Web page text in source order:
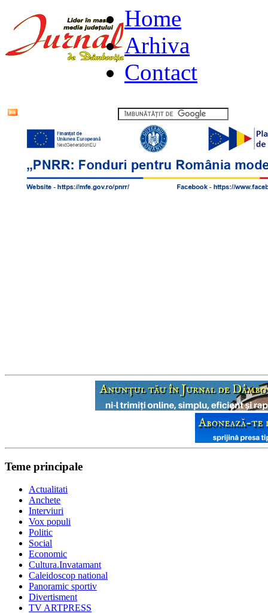
Home
Arhiva
Contact
Teme principale
Actualitati
Anchete
Interviuri
Vox populi
Politic
Social
Economic
Cultura.Invatamant
Caleidoscop national
Panoramic sportiv
Divertisment
TV ARTPRESS